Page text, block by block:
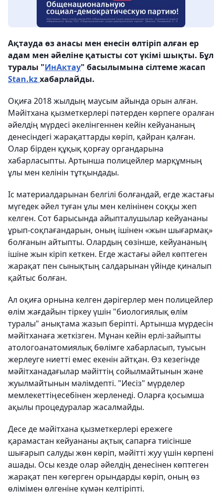
Ақтауда өз анасы мен енесін өлтіріп алған ер
адам мен әйеліне қатысты сот үкімі шықты. Бұл
туралы "ИнАктау" басылымына сілтеме жасап
Stan.kzхабарлайды.
Оқиға 2018 жылдың маусым айында орын алған.
Мәйітхана қызметкерлері пәтерден көрпеге оралған
әйелдің мүрдесі әкелінгеннен кейін кейуананың
денесіндегі жарақаттарды көріп, қайран қалған.
Олар бірден құқық қорғау органдарына
хабарласыпты. Артынша полицейлер марқұмның
ұлы мен келінін тұтқындады.
Іс материалдарынан белгілі болғандай, егде жастағы
мүгедек әйел туған ұлы мен келінінен соққы жеп
келген. Сот барысында айыпталушылар кейуананы
ұрып-соқпағандарын, оның ішінен «жын шығармақ»
болғанын айтыпты. Олардың сөзінше, кейуананың
ішіне жын кіріп кеткен. Егде жастағы әйел көптеген
жарақат пен сынықтың салдарынан үйінде қиналып
қайтыс болған.
Ал оқиға орнына келген дәрігерлер мен полицейлер
өлім жағдайын тіркеу үшін "биологиялық өлім
туралы" анықтама жазып беріпті. Артынша мүрдесін
мәйітханаға жеткізген. Мұнан кейін ерлі-зайыпты
атологоанатомиялық бөлімге хабарласып, туысын
жерлеуге ниетті емес екенін айтқан. Өз кезегінде
мәйітханадағылар мәйіттің сойылмайтынын және
жуылмайтынын мәлімдепті. "Иесіз" мүрделер
мемлекеттіңесебінен жерленеді. Оларға қосымша
ақылы процедуралар жасалмайды.
Десе де мәйітхана қызметкерлері ережеге
қарамастан кейуананы ақтық сапарға тиісінше
шығарып салуды жөн көріп, мәйітті жуу үшін көрпені
ашады. Осы кезде олар әйелдің денесінен көптеген
жарақат пен көгерген орындарды көріп, оның өз
өлімімен өлгеніне күмән келтіріпті.